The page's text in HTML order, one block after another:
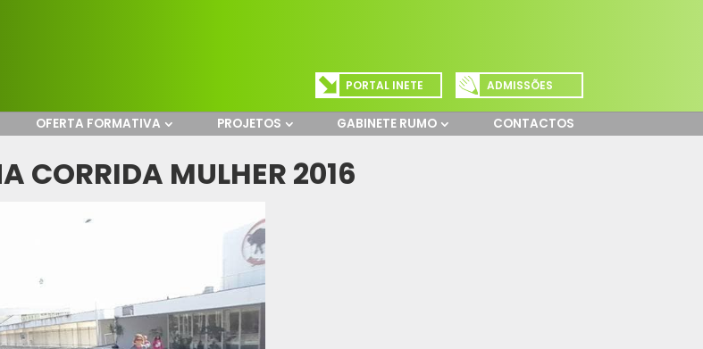
PORTAL INETE ADMISSÕES
OFERTA FORMATIVA PROJETOS GABINETE RUMO CONTACTOS
CORRIDA MULHER 2016